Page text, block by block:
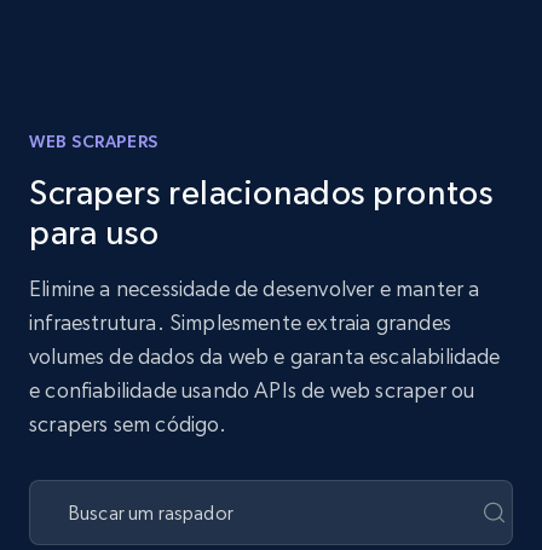
WEB SCRAPERS
Scrapers relacionados prontos
para uso
Elimine a necessidade de desenvolver e manter a
infraestrutura. Simplesmente extraia grandes
volumes de dados da web e garanta escalabilidade
e confiabilidade usando APIs de web scraper ou
scrapers sem código.